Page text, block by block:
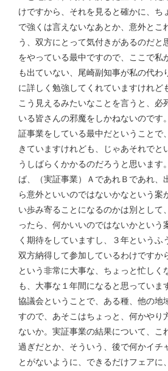
けですから、それを見ると確かに、ち
で強くは言えないなあとか、意外とこ
う、双方にとって気付きがあるのだと
をやっている最中ですので、ここで私
も出ていない、尾崎副知事が私の代わ
に詳しく勉強してくれていますけれど
こう見えるみたいなことを言うと、必
いる皆さんの邪魔をしかねないのです
証事業をしている最中だということで
きていますけれども、じゃあそれでと
うしばらくかかるのだろうと思います
ば、（実証事業）ＡであれＢであれ、
ら意外といいのではないかなという案
い歩み寄ることになるのかは別として
ったら、何かいいのではないかという
く期待をしていますし、３年というふ
双方納得して参加しているわけですか
という非常に大事な、ちょっと忙しく
も、大事な１年間になると思っていま
協議会ということで、ある種、他の地
すので、あそこはちょっと、何かやり
ないか。実証事業の結果について、こ
過ぎだとか、そういう、後で何かイチ
とがないように、できるだけフェアに